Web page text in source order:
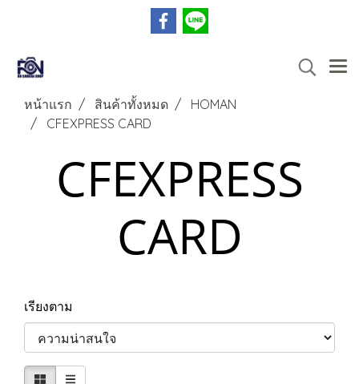
หน้าแรก สินค้าทั้งหมด
HOMAN
CFEXPRESS CARD
CFEXPRESS
CARD
เรียงตาม